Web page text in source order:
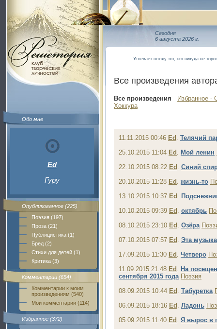
Обо мне
Ed
Гуру
Опубликованное (225)
Поэзия (197)
Проза (21)
Публицистика (1)
Бред (2)
Стихи для детей (1)
Критика (3)
Комментарии (654)
Комментарии к моим
произведениям (540)
Мои комментарии (114)
Избранное (372)
Сегодня
6 августа 2026 г.
Успевает всюду тот, кто никуда не
Все произведения
Все произведения
Избранное -
Хоккура
11.11.2015 00:46 Ed . Телячий
25.10.2015 11:04 Ed . Мой ленин
22.10.2015 08:22 Ed . Синий
20.10.2015 11:28 Ed . жизнь-то
13.10.2015 10:37 Ed .
10.10.2015 09:39 Ed . октябрь
08.10.2015 23:10 Ed . Озёра
07.10.2015 07:57 Ed . Эта
17.09.2015 11:30 Ed . Четверо
11.09.2015 21:48 Ed . На
сентября 2015 года Поэзия
08.09.2015 10:44 Ed . Табуретка
06.09.2015 18:16 Ed . Ладонь
05.09.2015 11:40 Ed . Я вырос в